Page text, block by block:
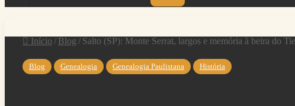
Procurar
Início / Blog / Salto (SP): Monte Serrat, largos e memória à beira do
Blog Genealogia Genealogia Paulistana História